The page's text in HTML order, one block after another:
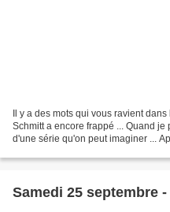
Il y a des mots qui vous ravient
Schmitt a encore frappé ... Quand
d'une série qu'on peut imaginer ...
Samedi 25 septembre